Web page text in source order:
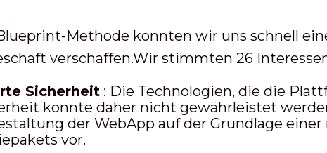
Methode konnten wir uns schnell
verschaffen.Wir stimmten 26
Sicherheit : Die Technologien, die die
konnte daher nicht gewährleistet
der WebApp auf der Grundlage
vor.